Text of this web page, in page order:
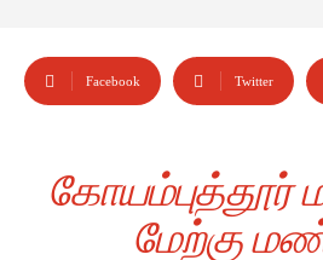
Facebook Twitter
கோயம்புத்தூர்
மேற்கு